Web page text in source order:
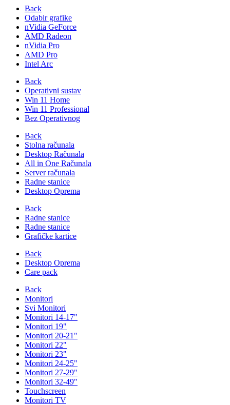
Back
Odabir grafike
nVidia GeForce
AMD Radeon
nVidia Pro
AMD Pro
Intel Arc
Back
Operativni sustav
Win 11 Home
Win 11 Professional
Bez Operativnog
Back
Stolna računala
Desktop Računala
All in One Računala
Server računala
Radne stanice
Desktop Oprema
Back
Radne stanice
Radne stanice
Grafičke kartice
Back
Desktop Oprema
Care pack
Back
Monitori
Svi Monitori
Monitori 14-17"
Monitori 19"
Monitori 20-21"
Monitori 22"
Monitori 23"
Monitori 24-25"
Monitori 27-29"
Monitori 32-49"
Touchscreen
Monitori TV